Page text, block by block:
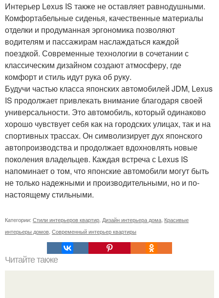
Интерьер Lexus IS также не оставляет равнодушными.
Комфортабельные сиденья, качественные материалы
отделки и продуманная эргономика позволяют
водителям и пассажирам наслаждаться каждой
поездкой. Современные технологии в сочетании с
классическим дизайном создают атмосферу, где
комфорт и стиль идут рука об руку.
Будучи частью класса японских автомобилей JDM, Lexus
IS продолжает привлекать внимание благодаря своей
универсальности. Это автомобиль, который одинаково
хорошо чувствует себя как на городских улицах, так и на
спортивных трассах. Он символизирует дух японского
автопроизводства и продолжает вдохновлять новые
поколения владельцев. Каждая встреча с Lexus IS
напоминает о том, что японские автомобили могут быть
не только надежными и производительными, но и по-
настоящему стильными.
Категории: Стили интерьеров квартир Дизайн интерьера дома Красивые
интерьеры домов Современный интерьер квартиры
Читайте также